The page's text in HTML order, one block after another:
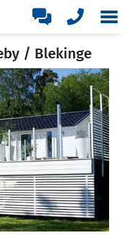
/ Blekinge